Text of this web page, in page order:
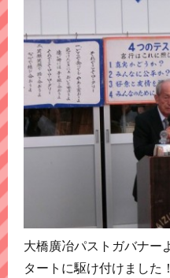
大橋廣冶パストガバナー
タートに駆け付けました！